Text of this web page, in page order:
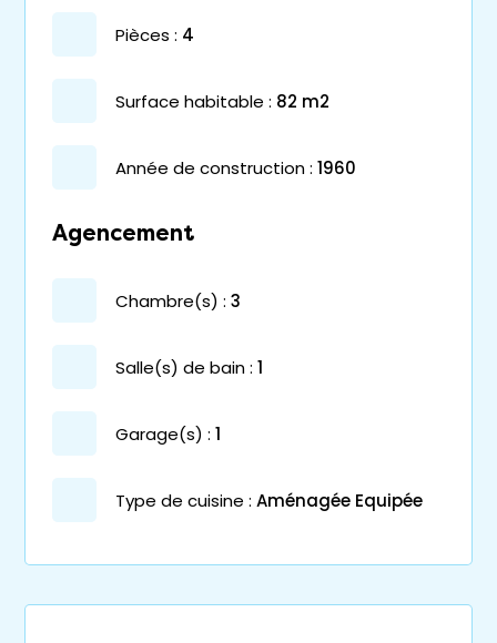
pièces : 4
surface habitable : 82 m2
année de construction : 1960
Agencement
chambre(s) : 3
salle(s) de bain : 1
garage(s) : 1
Type de cuisine : Aménagée Equipée